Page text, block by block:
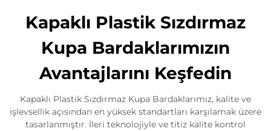
Kapaklı Plastik Sızdırmaz
Kupa Bardaklarımızın
Avantajlarını Keşfedin
Kapaklı Plastik Sızdırmaz Kupa Bardaklarımız, kalite ve
işlevsellik açısından en yüksek standartları karşılamak üzere
tasarlanmıştır. İleri teknolojiyle ve titiz kalite kontrol